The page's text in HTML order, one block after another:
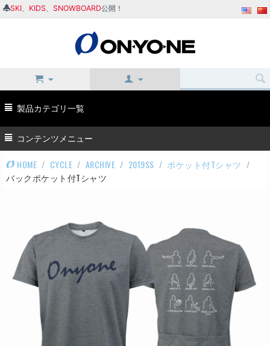
SKI KIDS SNOWBOARD公開！
製品カテゴリ一覧
コンテンツメニュー
HOME / CYCLE / ARCHIVE / 2019SS / ポケット付Tシャツ /
バックポケット付Tシャツ